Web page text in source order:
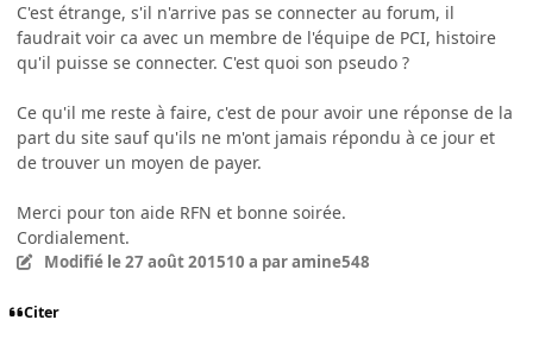
C'est étrange, s'il n'arrive pas se connecter au forum, il
faudrait voir ca avec un membre de l'équipe de PCI, histoire
qu'il puisse se connecter. C'est quoi son pseudo ?
Ce qu'il me reste à faire, c'est de pour avoir une réponse de la
part du site sauf qu'ils ne m'ont jamais répondu à ce jour et
de trouver un moyen de payer.
Merci pour ton aide RFN et bonne soirée.
Cordialement.
Modifié le 27 août 201510 a par amine548
Citer